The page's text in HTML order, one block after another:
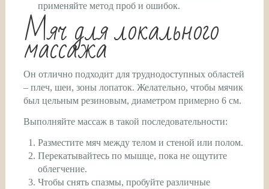
применяйте метод проб и ошибок.
Мяч для локального
массажа
Он отлично подходит для труднодоступных областей
– плеч, шеи, зоны лопаток. Желательно, чтобы мячик
был цельным резиновым, диаметром примерно 6 см.
Выполняйте массаж в такой последовательности:
Разместите мяч между телом и стеной или полом.
Перекатывайтесь по мышце, пока не ощутите
облегчение.
Чтобы снять спазмы, пробуйте различные